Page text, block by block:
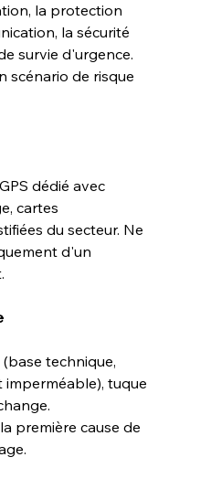
la protection
la sécurité
survie d'urgence.
scénario de risque
dédié avec
cartes
du secteur. Ne
d'un
technique,
tuque
première cause de